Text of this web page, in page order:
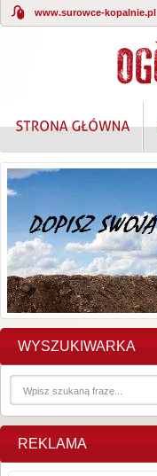
www.surowce-kopalnie.pl
WYSZUKIWARKA
REKLAMA